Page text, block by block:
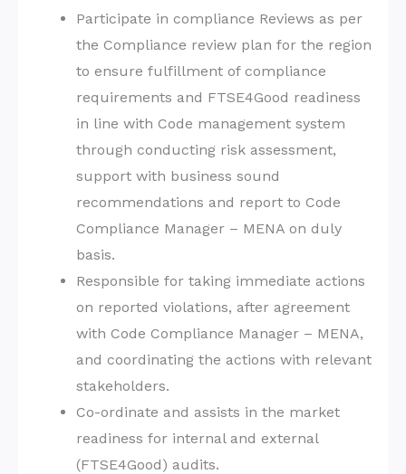
Participate in compliance Reviews as per
the Compliance review plan for the region
to ensure fulfillment of compliance
requirements and FTSE4Good readiness
in line with Code management system
through conducting risk assessment,
support with business sound
recommendations and report to Code
Compliance Manager – MENA on duly
basis.
Responsible for taking immediate actions
on reported violations, after agreement
with Code Compliance Manager – MENA,
and coordinating the actions with relevant
stakeholders.
Co-ordinate and assists in the market
readiness for internal and external
(FTSE4Good) audits.